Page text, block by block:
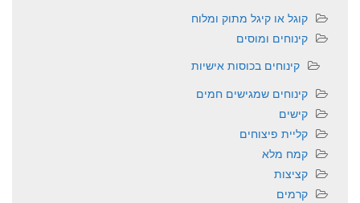
קוגל או קיגל מתוק ומלוח
קינוחים ומוסים
קינוחים בכוסות אישיות
קינוחים שמגישים חמים
קישים
קליית פיצוחים
קמח מלא
קציצות
קרמים